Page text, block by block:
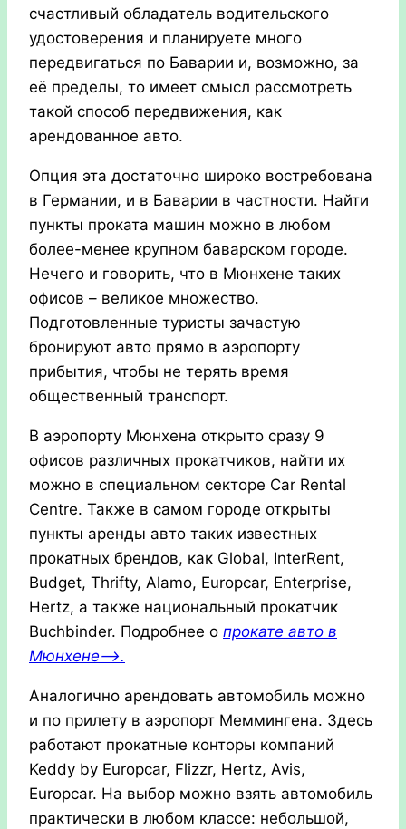
счастливый обладатель водительского
удостоверения и планируете много
передвигаться по Баварии и, возможно, за
её пределы, то имеет смысл рассмотреть
такой способ передвижения, как
арендованное авто.
Опция эта достаточно широко востребована
в Германии, и в Баварии в частности. Найти
пункты проката машин можно в любом
более-менее крупном баварском городе.
Нечего и говорить, что в Мюнхене таких
офисов – великое множество.
Подготовленные туристы зачастую
бронируют авто прямо в аэропорту
прибытия, чтобы не терять время
общественный транспорт.
В аэропорту Мюнхена открыто сразу 9
офисов различных прокатчиков, найти их
можно в специальном секторе Car Rental
Centre. Также в самом городе открыты
пункты аренды авто таких известных
прокатных брендов, как Global, InterRent,
Budget, Thrifty, Alamo, Europcar, Enterprise,
Hertz, а также национальный прокатчик
Buchbinder. Подробнее о прокате авто в
Мюнхене—>.
Аналогично арендовать автомобиль можно
и по прилету в аэропорт Меммингена. Здесь
работают прокатные конторы компаний
Keddy by Europcar, Flizzr, Hertz, Avis,
Europcar. На выбор можно взять автомобиль
практически в любом классе: небольшой,